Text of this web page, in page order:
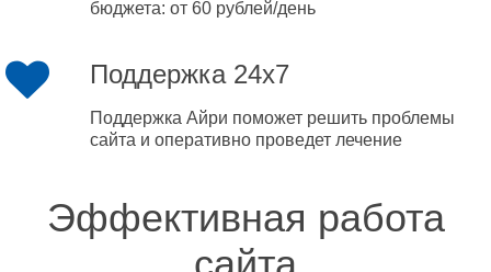
бюджета: от 60 рублей/день
Поддержка 24x7
Поддержка Айри поможет решить проблемы
сайта и оперативно проведет лечение
Эффективная работа